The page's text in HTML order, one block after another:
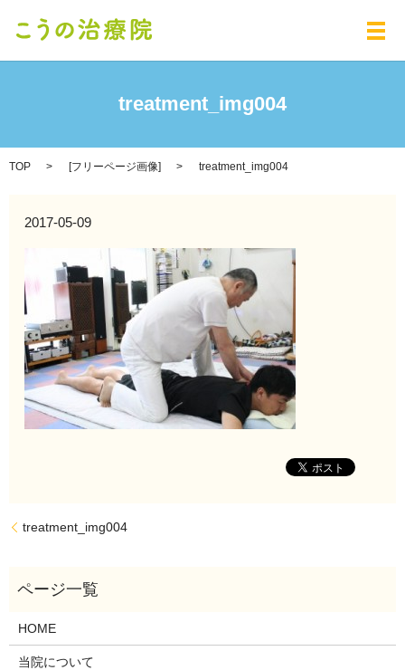
メ
treatment_img004
TOP [フリーページ画像] treatment_img004
2017-05-09
treatment_img004
HOME
当院について